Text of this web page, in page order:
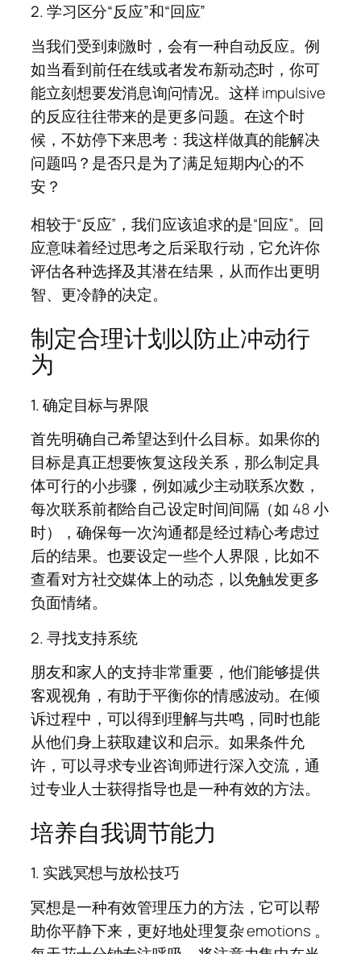
2. 学习区分“反应”和“回应”
当我们受到刺激时，会有一种自动反应。例
如当看到前任在线或者发布新动态时，你可
能立刻想要发消息询问情况。这样 impulsive
的反应往往带来的是更多问题。在这个时
候，不妨停下来思考：我这样做真的能解决
问题吗？是否只是为了满足短期内心的不
安？
相较于“反应”，我们应该追求的是“回应”。回
应意味着经过思考之后采取行动，它允许你
评估各种选择及其潜在结果，从而作出更明
智、更冷静的决定。
制定合理计划以防止冲动行
为
1. 确定目标与界限
首先明确自己希望达到什么目标。如果你的
目标是真正想要恢复这段关系，那么制定具
体可行的小步骤，例如减少主动联系次数，
每次联系前都给自己设定时间间隔（如 48 小
时），确保每一次沟通都是经过精心考虑过
后的结果。也要设定一些个人界限，比如不
查看对方社交媒体上的动态，以免触发更多
负面情绪。
2. 寻找支持系统
朋友和家人的支持非常重要，他们能够提供
客观视角，有助于平衡你的情感波动。在倾
诉过程中，可以得到理解与共鸣，同时也能
从他们身上获取建议和启示。如果条件允
许，可以寻求专业咨询师进行深入交流，通
过专业人士获得指导也是一种有效的方法。
培养自我调节能力
1. 实践冥想与放松技巧
冥想是一种有效管理压力的方法，它可以帮
助你平静下来，更好地处理复杂 emotions 。